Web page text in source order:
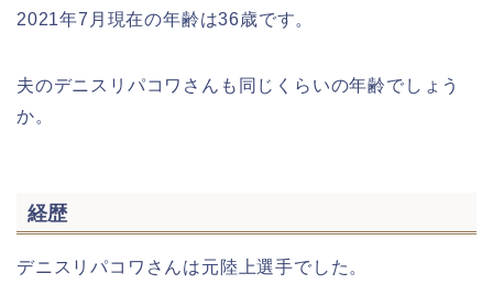
2021年7月現在の年齢は36歳です。
夫のデニスリパコワさんも同じくらいの年齢でしょう
か。
経歴
デニスリパコワさんは元陸上選手でした。